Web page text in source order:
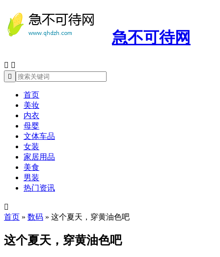
急不可待网
 

首页
美妆
内衣
母婴
文体车品
女装
家居用品
美食
男装
热门资讯

首页 » 数码 » 这个夏天，穿黄油色吧
这个夏天，穿黄油色吧